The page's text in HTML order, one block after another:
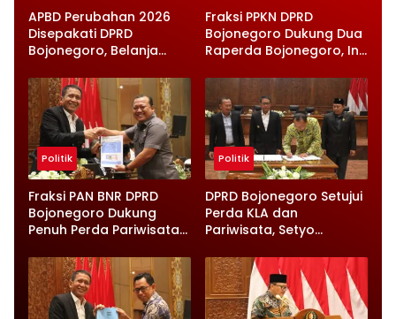
APBD Perubahan 2026
Disepakati DPRD
Bojonegoro, Belanja
Infrastruktur Diperkuat
Fraksi PPKN DPRD
Bojonegoro Dukung Dua
Raperda Bojonegoro, Ini
Disampaikan
Politik
Fraksi PAN BNR DPRD
Bojonegoro Dukung
Penuh Perda Pariwisata
Anak
Politik
DPRD Bojonegoro Setujui
Perda KLA dan
Pariwisata, Setyo
Instruksi